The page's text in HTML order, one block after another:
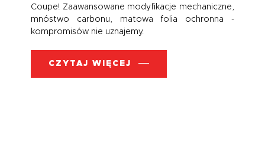
Coupe! Zaawansowane modyfikacje mechaniczne,
mnóstwo carbonu, matowa folia ochronna -
kompromisów nie uznajemy.
CZYTAJ WIĘCEJ